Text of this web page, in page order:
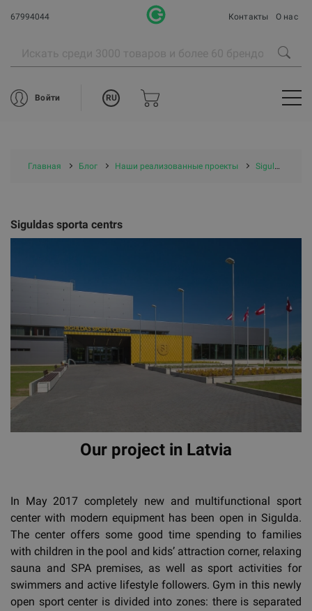
67994044 Контакты О нас
Войти RU
Главная Блог Наши реализованные проекты Siguldas sporta centrs
Siguldas sporta centrs
Our project in Latvia
In May 2017 completely new and multifunctional sport
center with modern equipment has been open in Sigulda.
The center offers some good time spending to families
with children in the pool and kids’ attraction corner, relaxing
sauna and SPA premises, as well as sport activities for
swimmers and active lifestyle followers. Gym in this newly
open sport center is divided into zones: there is separated